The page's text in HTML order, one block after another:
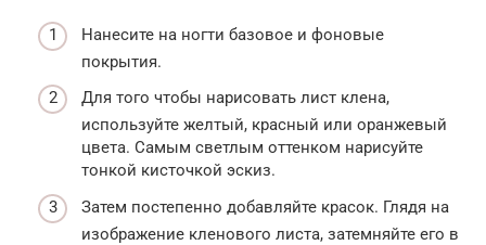
Нанесите на ногти базовое и фоновые
покрытия.
Для того чтобы нарисовать лист клена,
используйте желтый, красный или оранжевый
цвета. Самым светлым оттенком нарисуйте
тонкой кисточкой эскиз.
Затем постепенно добавляйте красок. Глядя на
изображение кленового листа, затемняйте его в